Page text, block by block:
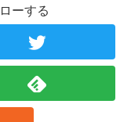
ーする